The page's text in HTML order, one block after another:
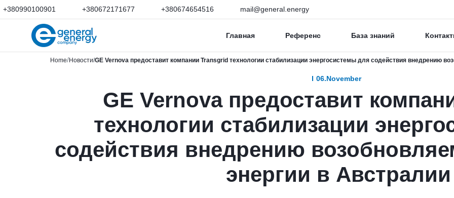
+380990100901 +380672171677 +380674654516 mail@general.energy
Главная Референс База знаний
Home Новости GE Vernova предоставит компании Transgrid технологии стабилизации энергосистемы для содействия внедрению
06.November
GE Vernova предоставит
технологии стабилизации
содействия внедрению
энергии в Австралии